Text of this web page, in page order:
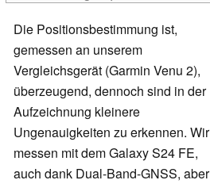
Die Positionsbestimmung ist,
gemessen an unserem
Vergleichsgerät (Garmin Venu 2),
überzeugend, dennoch sind in der
Aufzeichnung kleinere
Ungenauigkeiten zu erkennen. Wir
messen mit dem Galaxy S24 FE,
auch dank Dual-Band-GNSS, aber